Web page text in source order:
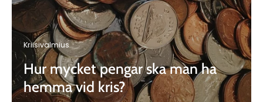
Kriisivalmius
Hur mycket pengar ska man ha
hemma vid kris?